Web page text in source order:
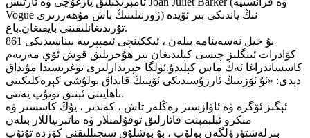
Vogue ژورنىلىنىڭ باش مۇھەررىرى) نىڭ ياندىكى بىر ئۆيدە
تۇرىدىغانلىقىنى بايقىغان.باغ.
بۇ خىل نەسەبنامە بىلەن ، ئىككىنچى ئىمپېرىيە بىناسىدىكى 861
كۋادرات ئىنگلىز چىسى كېلىدىغان بىر ھۇجرىلىق قوش ئۆي مەريەم
كاسساندراغا ئەڭ ماس كېلىدۇ.ئولگا خېرىدارلىرى توغرىسىدا مۇنداق
دېدى: «ئۇ ئۆزىنىڭ ئارزۇسىدىكى ئۆينىڭ قانداق بولۇشى كېرەكلىكىنى
ناھايىتى ئېنىق تونۇپ يەتتى.
ئېگىز ئۆگزە ۋە ئاۋازسىز رەڭلەر تاش ، كەندىر ، يۇڭ كاسسىر ۋە
مىكرو ئېلېمېنت قاتارلىق توقۇلمىلار ۋە ماتېرىياللار بىلەن
بىرلەشتۈرۈلگەن بولۇپ ، بۇ بوشلۇق سىجىللىقنى كۆزدە تۇتۇپ